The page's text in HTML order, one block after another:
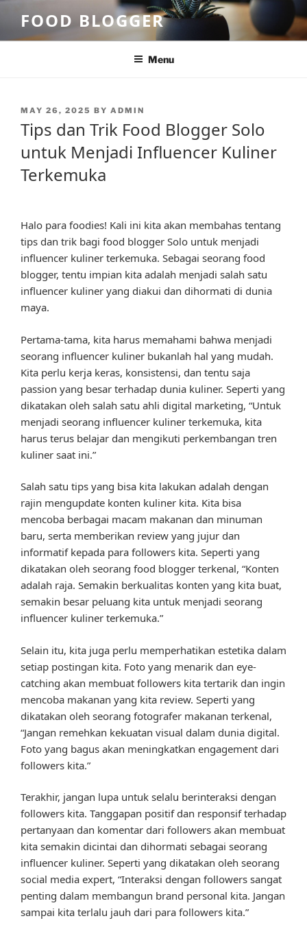
content
FOOD BLOGGER
Menu
POSTED
ON
MAY 26, 2025 BY ADMIN
Tips dan Trik Food Blogger Solo
untuk Menjadi Influencer Kuliner
Terkemuka
Halo para foodies! Kali ini kita akan membahas tentang
tips dan trik bagi food blogger Solo untuk menjadi
influencer kuliner terkemuka. Sebagai seorang food
blogger, tentu impian kita adalah menjadi salah satu
influencer kuliner yang diakui dan dihormati di dunia
maya.
Pertama-tama, kita harus memahami bahwa menjadi
seorang influencer kuliner bukanlah hal yang mudah.
Kita perlu kerja keras, konsistensi, dan tentu saja
passion yang besar terhadap dunia kuliner. Seperti yang
dikatakan oleh salah satu ahli digital marketing, “Untuk
menjadi seorang influencer kuliner terkemuka, kita
harus terus belajar dan mengikuti perkembangan tren
kuliner saat ini.”
Salah satu tips yang bisa kita lakukan adalah dengan
rajin mengupdate konten kuliner kita. Kita bisa
mencoba berbagai macam makanan dan minuman
baru, serta memberikan review yang jujur dan
informatif kepada para followers kita. Seperti yang
dikatakan oleh seorang food blogger terkenal, “Konten
adalah raja. Semakin berkualitas konten yang kita buat,
semakin besar peluang kita untuk menjadi seorang
influencer kuliner terkemuka.”
Selain itu, kita juga perlu memperhatikan estetika dalam
setiap postingan kita. Foto yang menarik dan eye-
catching akan membuat followers kita tertarik dan ingin
mencoba makanan yang kita review. Seperti yang
dikatakan oleh seorang fotografer makanan terkenal,
“Jangan remehkan kekuatan visual dalam dunia digital.
Foto yang bagus akan meningkatkan engagement dari
followers kita.”
Terakhir, jangan lupa untuk selalu berinteraksi dengan
followers kita. Tanggapan positif dan responsif terhadap
pertanyaan dan komentar dari followers akan membuat
kita semakin dicintai dan dihormati sebagai seorang
influencer kuliner. Seperti yang dikatakan oleh seorang
social media expert, “Interaksi dengan followers sangat
penting dalam membangun brand personal kita. Jangan
sampai kita terlalu jauh dari para followers kita.”